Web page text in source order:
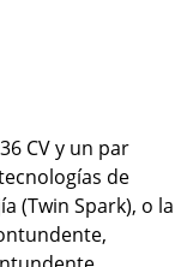
CV y un par
de
(Twin Spark), o la